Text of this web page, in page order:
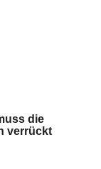
die
verrückt